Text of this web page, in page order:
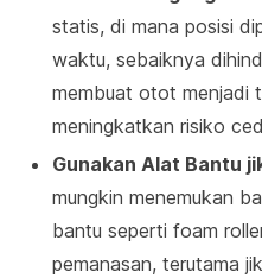
statis, di mana posisi
waktu, sebaiknya
membuat otot menjadi
meningkatkan risiko
Gunakan Alat Bantu
mungkin menemukan
bantu seperti foam
pemanasan, terutama